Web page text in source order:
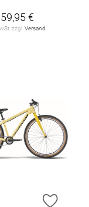
€
zzgl.Versand
HINZUFÜGEN
ZUR